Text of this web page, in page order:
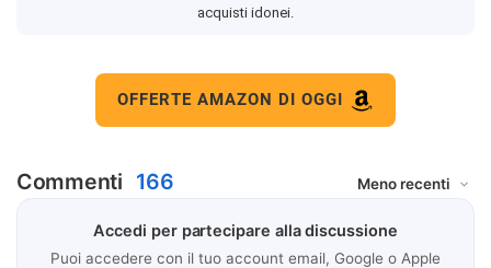
acquisti idonei.
OFFERTE AMAZON DI OGGI
Commenti 166
Accedi per partecipare alla discussione
Puoi accedere con il tuo account email, Google o Apple